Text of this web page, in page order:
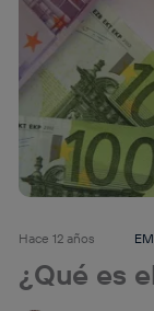
Hace 12 años
¿Qué es